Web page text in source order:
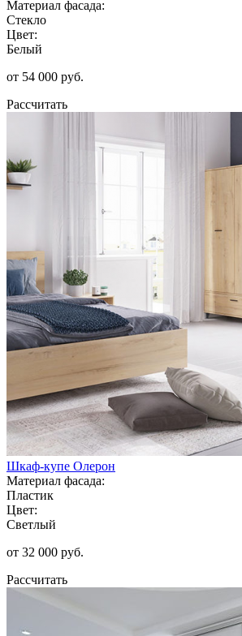
Материал фасада:
Стекло
Цвет:
Белый
от 54 000 руб.
Рассчитать
Шкаф-купе Олерон
Материал фасада:
Пластик
Цвет:
Светлый
от 32 000 руб.
Рассчитать